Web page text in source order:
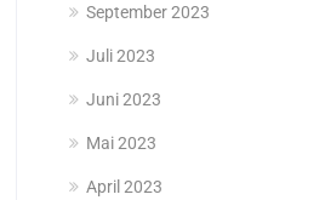
September 2023
Juli 2023
Juni 2023
Mai 2023
April 2023